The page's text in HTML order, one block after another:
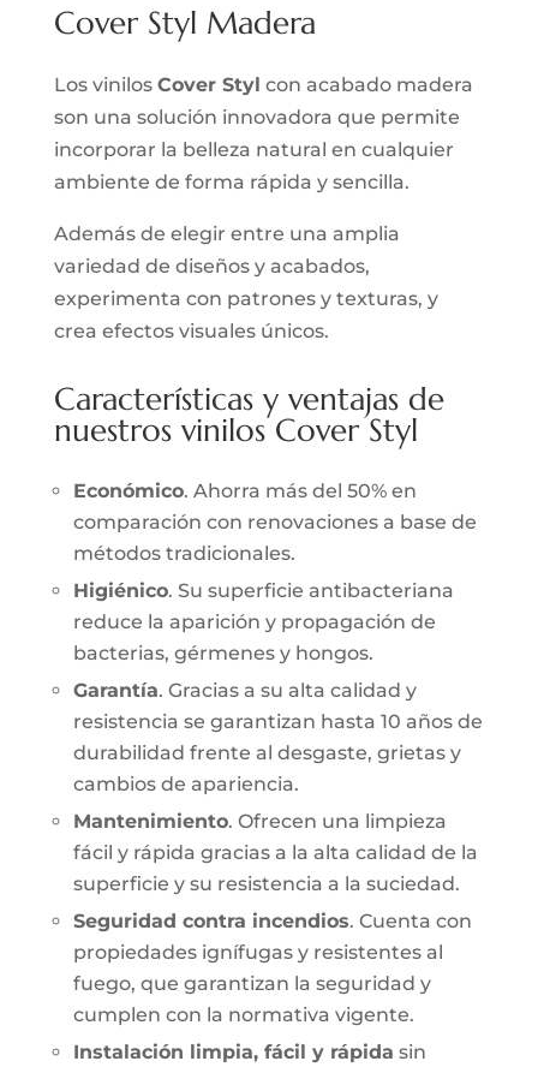
Cover Styl Madera
Los vinilos Cover Styl con acabado madera
son una solución innovadora que permite
incorporar la belleza natural en cualquier
ambiente de forma rápida y sencilla.
Además de elegir entre una amplia
variedad de diseños y acabados,
experimenta con patrones y texturas, y
crea efectos visuales únicos.
Características y ventajas de
nuestros vinilos Cover Styl
Económico. Ahorra más del 50% en
comparación con renovaciones a base de
métodos tradicionales.
Higiénico. Su superficie antibacteriana
reduce la aparición y propagación de
bacterias, gérmenes y hongos.
Garantía. Gracias a su alta calidad y
resistencia se garantizan hasta 10 años de
durabilidad frente al desgaste, grietas y
cambios de apariencia.
Mantenimiento. Ofrecen una limpieza
fácil y rápida gracias a la alta calidad de la
superficie y su resistencia a la suciedad.
Seguridad contra incendios. Cuenta con
propiedades ignífugas y resistentes al
fuego, que garantizan la seguridad y
cumplen con la normativa vigente.
Instalación limpia, fácil y rápida sin